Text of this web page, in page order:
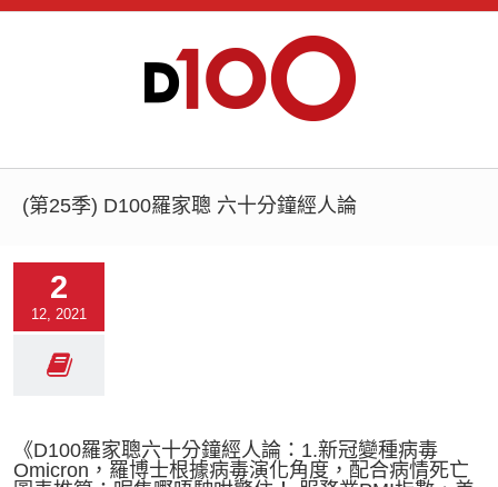
(第25季) D100羅家聰 六十分鐘經人論
2
12, 2021
《D100羅家聰六十分鐘經人論：1.新冠變種病毒
Omicron，羅博士根據病毒演化角度，配合病情死亡